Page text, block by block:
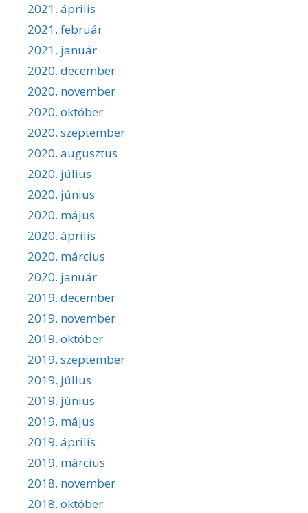
2021. április
2021. február
2021. január
2020. december
2020. november
2020. október
2020. szeptember
2020. augusztus
2020. július
2020. június
2020. május
2020. április
2020. március
2020. január
2019. december
2019. november
2019. október
2019. szeptember
2019. július
2019. június
2019. május
2019. április
2019. március
2018. november
2018. október